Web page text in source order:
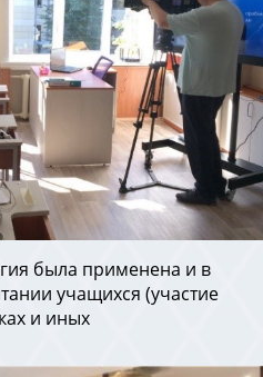
была применена и в
учащихся (участие
и иных